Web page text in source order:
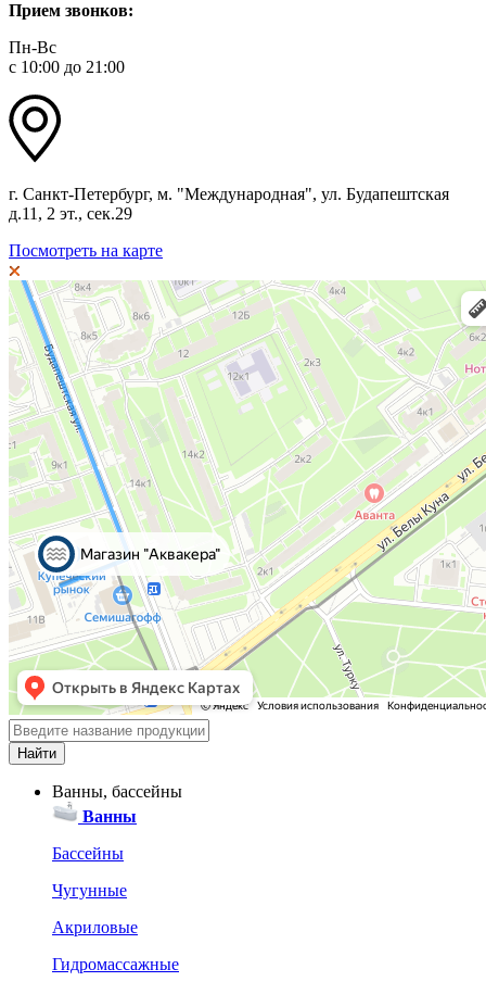
Прием звонков:
Пн-Вс
с 10:00 до 21:00
г. Санкт-Петербург, м. "Международная", ул. Будапештская
д.11, 2 эт., сек.29
Посмотреть на карте
Ванны, бассейны
Ванны
Бассейны
Чугунные
Акриловые
Гидромассажные